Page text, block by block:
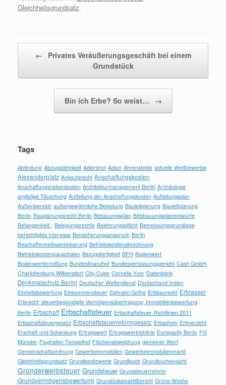
Gleichheitsgrundsatz.
←
Privates Veräußerungsgeschäft bei einem
Grundstück
Bin ich Erbe? So weist… →
Tags
Abfindung Abzugsfähigkeit Adlershof Adlon Ahrensfelde aktuelle Wettbewerbe
Alexanderplatz Ankaufsrecht Anschaffungskosten
Anschaffungsnebenkosten Architekturmanagement Berlin Archäologie
arglistige Täuschung Aufteilung der Anschaffungskosten Aufteilungsplan
Außenbereich außergewöhnliche Belastung Bauleitplanung Bauleitplanung
Berlin Bauplanungsrecht Berlin Bebauungsplan Bebbauungsplanentwürfe
Befangenheit ; Belegungsrechte Belehrungspflicht Bemessungsgrundlage
berechtigtes Interesse Bereicherungsanspruch Berlin
Beschaffenheitsvereinbarung Betriebskostenabrechnung
Betriebskostenpauschalen Bezugsfertigkeit BFH Bodenwert
Bodenwertermittlung Bundesfinanzhof Bundesverfassungsgericht Cash GmbH
Charlottenburg-Wilbersdorf City-Cube Cornelia Yzer Datenbank
Denkmalschutz Berlin Deutscher Wetterdienst Deutschland Indien
Einheitsbewertung Einkommensteuer Ephraim Gothe Erbbaurecht Erblasser
Erbrecht; steuerbegünstigte Vermögensübertragung; Immobilienbewertung
Berlin Erbschaft Erbschaftsteuer Erbschaftsteuer-Richtlinien 2011
Erbschaftsteuergesetz Erbschaftsteuerreformgesetz Erbschein Erbverzicht
Erschaft-und Schenkung Ertragswert Ertragswertrichlinie Europacity Berlin FG
Münster Flughafen Tempelhof Flächenabweichung gemeiner Wert
Gemeinschaftsordnung Gewerbeimmobilien Gewerbeimmobilienmarkt
Gleichheitsgrundsatz Grundbesitzwerte Grundbuch Grundbucheinsicht
Grunderwerbsteuer Grundsteuer Grundsteuerreform
Grundvermögensbewertung Grunstücksmarktbericht Grüne Woche